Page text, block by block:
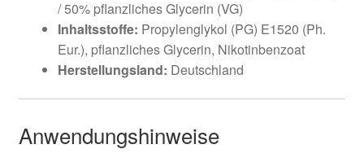
/ 50% pflanzliches Glycerin (VG)
Inhaltsstoffe: Propylenglykol (PG) E1520 (Ph.
Eur.), pflanzliches Glycerin, Nikotinbenzoat
Herstellungsland: Deutschland
Anwendungshinweise